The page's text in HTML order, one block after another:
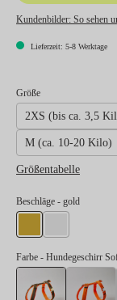
Kundenbilder: So sehen
Lieferzeit: 5-8 Werktage
Größeauswählen
2XS (bis ca. 3,5
M (ca. 10-20 Kilo)
Größentabelle
Beschlägeauswählen
- gold
Farbe - Hundegeschirr